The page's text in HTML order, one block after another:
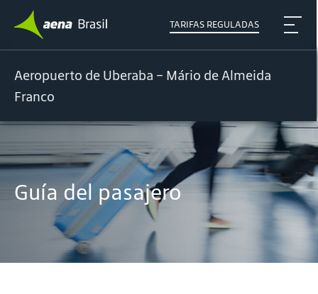
TARIFAS REGULADAS
Aeropuerto de Uberaba – Mário de Almeida
Franco
Guía del pasajero